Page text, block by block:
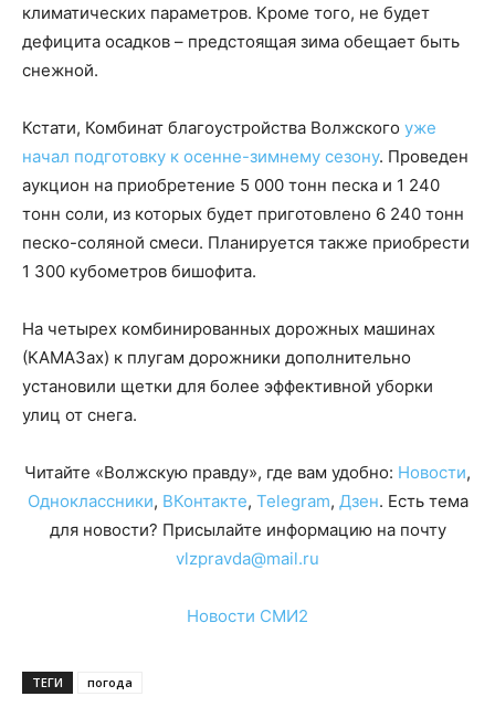
климатических параметров. Кроме того, не будет
дефицита осадков – предстоящая зима обещает быть
снежной.
Кстати, Комбинат благоустройства Волжского уже
начал подготовку к осенне-зимнему сезону. Проведен
аукцион на приобретение 5 000 тонн песка и 1 240
тонн соли, из которых будет приготовлено 6 240 тонн
песко-соляной смеси. Планируется также приобрести
1 300 кубометров бишофита.
На четырех комбинированных дорожных машинах
(КАМАЗах) к плугам дорожники дополнительно
установили щетки для более эффективной уборки
улиц от снега.
Читайте «Волжскую правду», где вам удобно: Новости,
Одноклассники, ВКонтакте, Telegram, Дзен. Есть тема
для новости? Присылайте информацию на почту
vlzpravda@mail.ru
Новости СМИ2
ТЕГИ погода